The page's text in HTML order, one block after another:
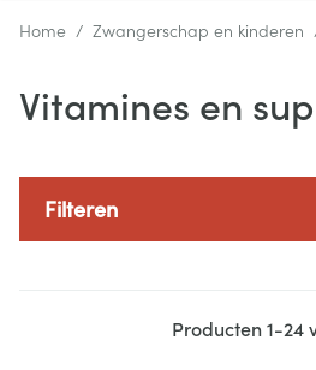
Home / Zwangerschap en kinderen
Vitamines en
Filteren
Producten1-24